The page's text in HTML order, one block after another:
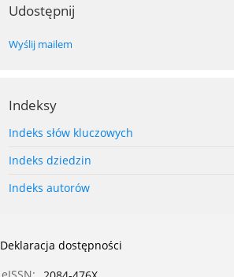
Udostępnij
Wyślij mailem
Indeksy
Indeks słów kluczowych
Indeks dziedzin
Indeks autorów
Deklaracja dostępności